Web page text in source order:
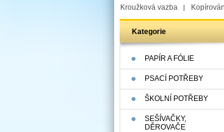
Kroužková vazba
Kategorie
PAPÍR A FÓLIE
PSACÍ POTŘEBY
ŠKOLNÍ POTŘEBY
SEŠÍVAČKY,
DĚROVAČE